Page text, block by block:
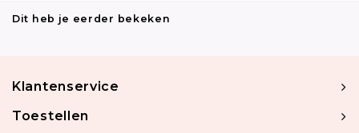
Dit heb je eerder bekeken
Klantenservice
Toestellen